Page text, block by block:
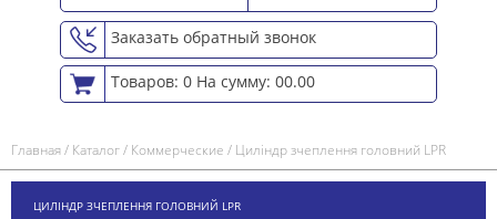
Заказать обратный звонок
Товаров: 0 На сумму: 00.00
Главная/ Каталог/ Коммерческие / Циліндр зчеплення головний LPR
ЦИЛІНДР ЗЧЕПЛЕННЯ ГОЛОВНИЙ LPR